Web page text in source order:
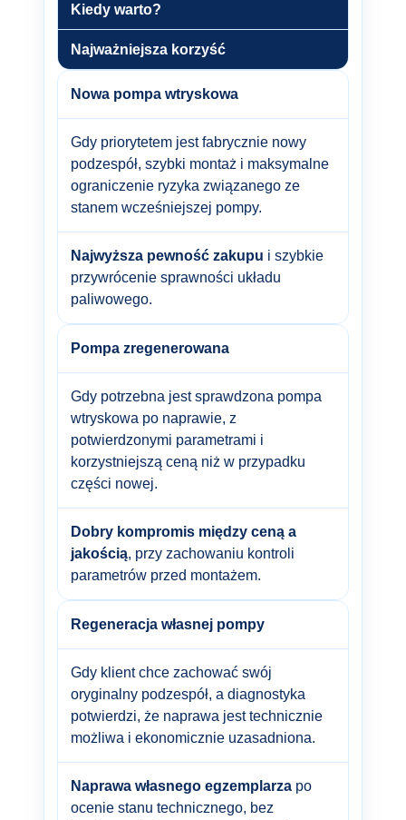
Kiedy warto?
Najważniejsza korzyść
Nowa pompa wtryskowa
Gdy priorytetem jest fabrycznie nowy
podzespół, szybki montaż i maksymalne
ograniczenie ryzyka związanego ze
stanem wcześniejszej pompy.
Najwyższa pewność zakupu i szybkie
przywrócenie sprawności układu
paliwowego.
Pompa zregenerowana
Gdy potrzebna jest sprawdzona pompa
wtryskowa po naprawie, z
potwierdzonymi parametrami i
korzystniejszą ceną niż w przypadku
części nowej.
Dobry kompromis między ceną a
jakością, przy zachowaniu kontroli
parametrów przed montażem.
Regeneracja własnej pompy
Gdy klient chce zachować swój
oryginalny podzespół, a diagnostyka
potwierdzi, że naprawa jest technicznie
możliwa i ekonomicznie uzasadniona.
Naprawa własnego egzemplarza po
ocenie stanu technicznego, bez